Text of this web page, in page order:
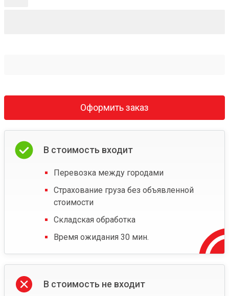
Оформить заказ
В стоимость входит
Перевозка между городами
Страхование груза без объявленной
стоимости
Складская обработка
Время ожидания 30 мин.
В стоимость не входит